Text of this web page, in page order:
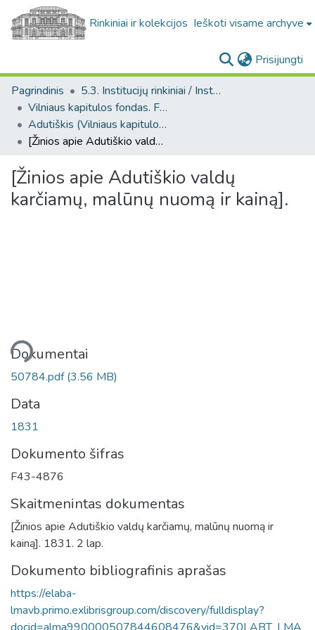
Rinkiniai ir kolekcijos Ieškoti visame archyve
Prisijungti
Pagrindinis
5.3. Institucijų rinkiniai / Institutional collections
Vilniaus kapitulos fondas. F43
Adutiškis (Vilniaus kapitulos fondas. F43. Bažnytinės valdos)
[Žinios apie Adutiškio valdų karčiamų, malūnų nuomą ir kainą].
[Žinios apie Adutiškio valdų
karčiamų, malūnų nuomą ir kainą].
Dokumentai
50784.pdf(3.56 MB)
Data
1831
Dokumento šifras
F43-4876
Skaitmenintas dokumentas
[Žinios apie Adutiškio valdų karčiamų, malūnų nuomą ir
kainą]. 1831. 2 lap.
Dokumento bibliografinis aprašas
https://elaba-
lmavb.primo.exlibrisgroup.com/discovery/fulldisplay?